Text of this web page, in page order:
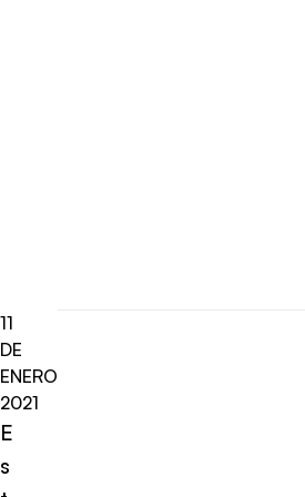
11
DE
ENERO
2021
E
s